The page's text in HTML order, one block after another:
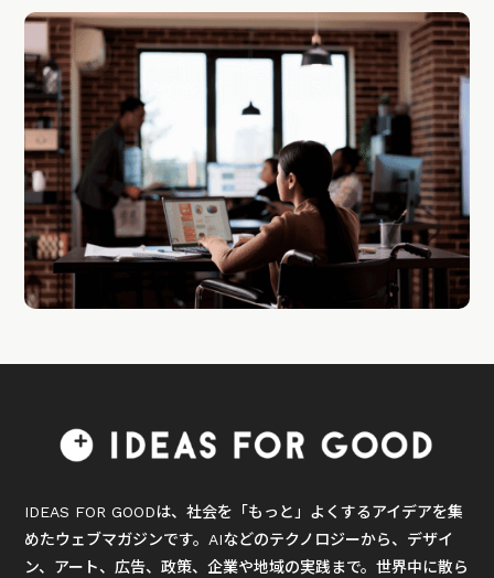
IDEAS FOR GOODは、社会を「もっと」よくするアイデアを集
めたウェブマガジンです。AIなどのテクノロジーから、デザイ
ン、アート、広告、政策、企業や地域の実践まで。世界中に散ら